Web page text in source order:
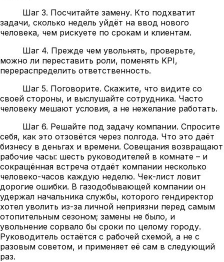
Шаг 3. Посчитайте замену. Кто подхватит
задачи, сколько недель уйдёт на ввод нового
человека, чем рискуете по срокам и клиентам.
Шаг 4. Прежде чем увольнять, проверьте,
можно ли переставить роли, поменять KPI,
перераспределить ответственность.
Шаг 5. Поговорите. Скажите, что видите со
своей стороны, и выслушайте сотрудника. Часто
человеку мешают условия, а не нежелание работать.
Шаг 6. Решайте под задачу компании. Спросите
себя, как это отзовётся через полгода. Что это даёт
бизнесу в деньгах и времени. Совещания возвращают
рабочие часы: шесть руководителей в комнате – и
сокращённая встреча отдаёт компании несколько
человеко-часов каждую неделю. Чек-лист ловит
дорогие ошибки. В газодобывающей компании он
удержал начальника службы, которого гендиректор
хотел уволить из-за личной неприязни перед самым
отопительным сезоном; замены не было, и
увольнение сорвало бы сроки по целому городу.
Руководитель остаётся с рабочей схемой, а не с
разовым советом, и применяет её сам в следующий
раз.